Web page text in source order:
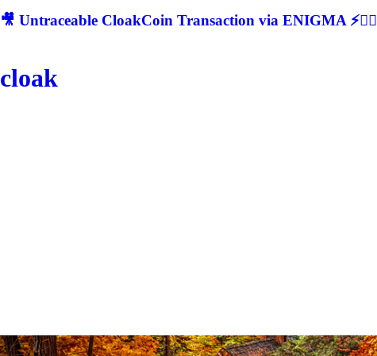
🎥 Untraceable CloakCoin Transaction via ENIGMA ⚡🕵‍♂
cloak